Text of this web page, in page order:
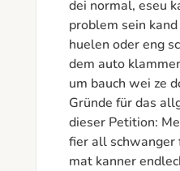
dei normal, eseu
problem sein
huelen oder eng
dem auto
um bauch wei ze
Gründe für das
dieser Petition:
fier all schwanger
mat kanner